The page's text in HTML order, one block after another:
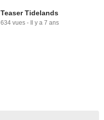
Teaser Tidelands
634 vues - Il y a 7 ans